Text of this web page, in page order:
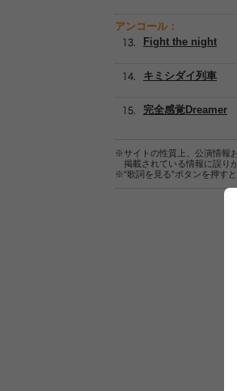
アンコール：
Fight the night
キミシダイ列車
完全感覚Dreamer
※サイトの性質上、公演情報
掲載されている情報に誤り
※“歌詞を見る”ボタンを押す